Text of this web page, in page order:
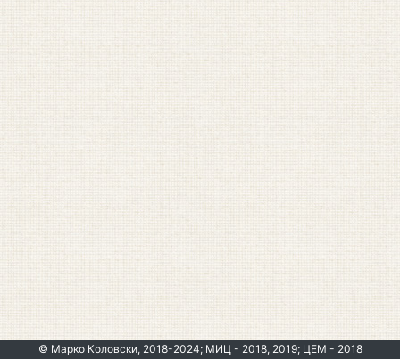
© Марко Коловски, 2018-2024; МИЦ - 2018, 2019; ЦЕМ - 2018